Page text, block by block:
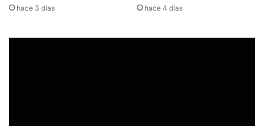
hace 3 días hace 4 días